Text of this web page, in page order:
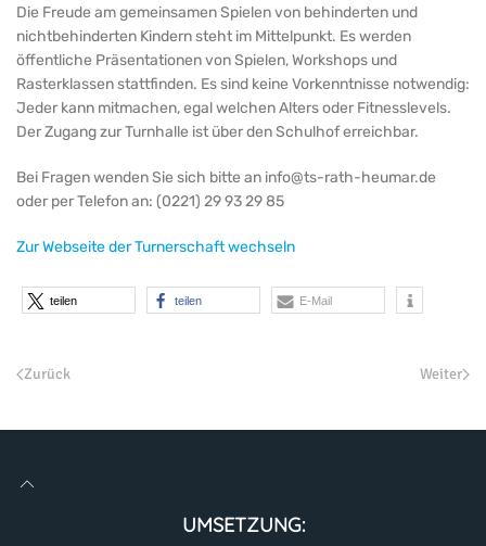
Die Freude am gemeinsamen Spielen von behinderten und
nichtbehinderten Kindern steht im Mittelpunkt. Es werden
öffentliche Präsentationen von Spielen, Workshops und
Rasterklassen stattfinden. Es sind keine Vorkenntnisse notwendig:
Jeder kann mitmachen, egal welchen Alters oder Fitnesslevels.
Der Zugang zur Turnhalle ist über den Schulhof erreichbar.
Bei Fragen wenden Sie sich bitte an info@ts-rath-heumar.de
oder per Telefon an: (0221) 29 93 29 85
Zur Webseite der Turnerschaft wechseln
teilen teilen E-Mail
Zurück Weiter
UMSETZUNG: